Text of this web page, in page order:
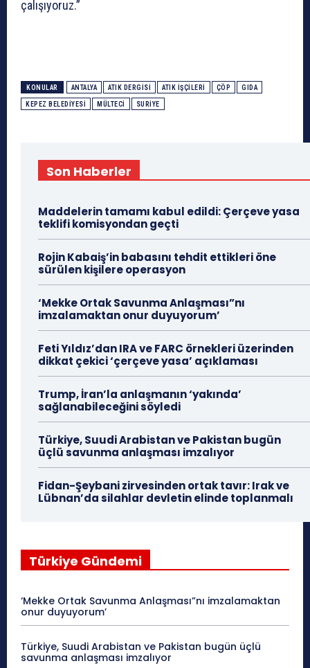
çalışıyoruz.”
KONULAR ANTALYA ATIK DERGISI ATIK IŞÇILERI ÇÖP GIDA
KEPEZ BELEDIYESI MÜLTECI SURIYE
Son Haberler
Maddelerin tamamı kabul edildi: Çerçeve yasa
teklifi komisyondan geçti
Rojin Kabaiş’in babasını tehdit ettikleri öne
sürülen kişilere operasyon
‘Mekke Ortak Savunma Anlaşması”nı
imzalamaktan onur duyuyorum’
Feti Yıldız’dan IRA ve FARC örnekleri üzerinden
dikkat çekici ‘çerçeve yasa’ açıklaması
Trump, İran’la anlaşmanın ‘yakında’
sağlanabileceğini söyledi
Türkiye, Suudi Arabistan ve Pakistan bugün
üçlü savunma anlaşması imzalıyor
Fidan-Şeybani zirvesinden ortak tavır: Irak ve
Lübnan’da silahlar devletin elinde toplanmalı
Türkiye Gündemi
‘Mekke Ortak Savunma Anlaşması”nı imzalamaktan
onur duyuyorum’
Türkiye, Suudi Arabistan ve Pakistan bugün üçlü
savunma anlaşması imzalıyor